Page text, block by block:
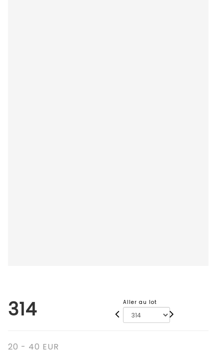
314 Aller au lot
20 - 40 EUR